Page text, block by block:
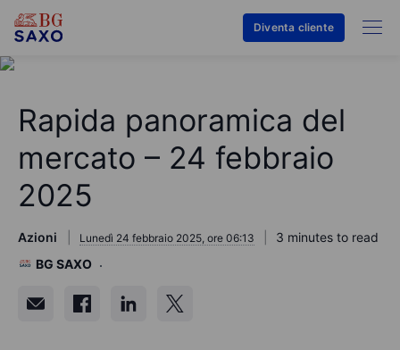
Diventa cliente
Rapida panoramica del
mercato – 24 febbraio
2025
Azioni Lunedì 24 febbraio 2025, ore 06:13
3 minutes to read
BG SAXO